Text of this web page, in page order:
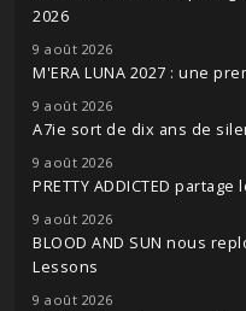
2026
9 août 2026
M'ERA LUNA 2027 : une
9 août 2026
A7ie sort de dix ans de
9 août 2026
PRETTY ADDICTED
9 août 2026
BLOOD AND SUN nous
Lessons
9 août 2026